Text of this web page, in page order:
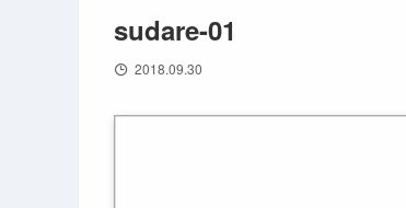
sudare-01
2018.09.30